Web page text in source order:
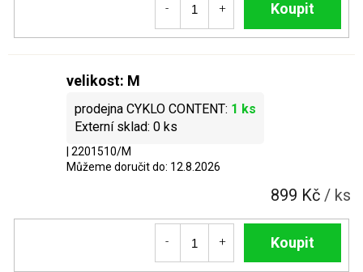
Do košíku
velikost: M
1 ks
0 ks
| 2201510/M
Můžeme doručit do: 12.8.2026
899 Kč / ks
Do košíku